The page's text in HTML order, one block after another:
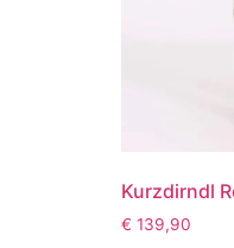
Kurzdirndl
€ 139,90